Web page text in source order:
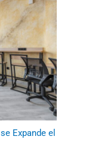
Expande el